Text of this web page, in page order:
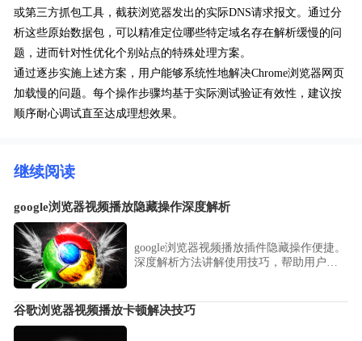
或第三方抓包工具，截获浏览器发出的实际DNS请求报文。通过分
析这些原始数据包，可以精准定位哪些特定域名存在解析缓慢的问
题，进而针对性优化个别站点的特殊处理方案。
通过逐步实施上述方案，用户能够系统性地解决Chrome浏览器网页
加载慢的问题。每个操作步骤均基于实际测试验证有效性，建议按
顺序耐心调试直至达成理想效果。
继续阅读
google浏览器视频播放隐藏操作深度解析
google浏览器视频播放插件隐藏操作便捷。
深度解析方法讲解使用技巧，帮助用户提
谷歌浏览器视频播放卡顿解决技巧